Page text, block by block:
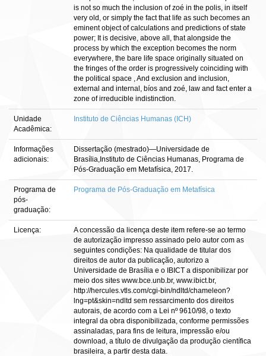
is not so much the inclusion of zoé in the polis, in itself
very old, or simply the fact that life as such becomes an
eminent object of calculations and predictions of state
power; It is decisive, above all, that alongside the
process by which the exception becomes the norm
everywhere, the bare life space originally situated on
the fringes of the order is progressively coinciding with
the political space , And exclusion and inclusion,
external and internal, bíos and zoé, law and fact enter a
zone of irreducible indistinction.
Unidade
Acadêmica:
Instituto de Ciências Humanas (ICH)
Informações
adicionais:
Dissertação (mestrado)—Universidade de
Brasília,Instituto de Ciências Humanas, Programa de
Pós-Graduação em Metafísica, 2017.
Programa de
pós-
graduação:
Programa de Pós-Graduação em Metafísica
Licença:
A concessão da licença deste item refere-se ao termo
de autorização impresso assinado pelo autor com as
seguintes condições: Na qualidade de titular dos
direitos de autor da publicação, autorizo a
Universidade de Brasília e o IBICT a disponibilizar por
meio dos sites www.bce.unb.br, www.ibict.br,
http://hercules.vtls.com/cgi-bin/ndltd/chameleon?
lng=pt&skin=ndltd sem ressarcimento dos direitos
autorais, de acordo com a Lei nº 9610/98, o texto
integral da obra disponibilizada, conforme permissões
assinaladas, para fins de leitura, impressão e/ou
download, a título de divulgação da produção científica
brasileira, a partir desta data.